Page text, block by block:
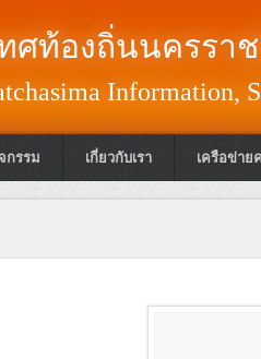
ศท้องถิ่นนครรา
Information,
กรรม เกี่ยวกับเรา เครือข่าย